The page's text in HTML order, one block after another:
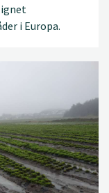
i Europa.